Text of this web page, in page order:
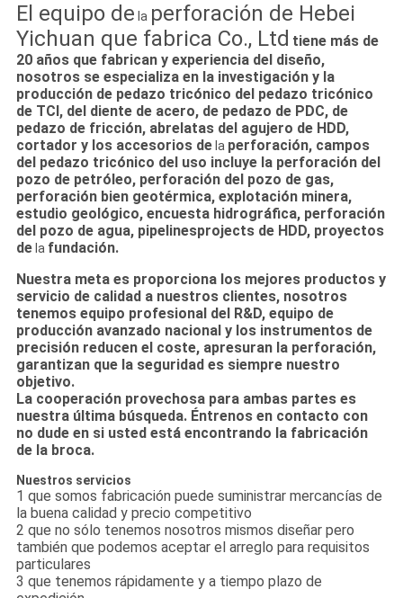
El equipo de la perforación de Hebei
Yichuan que fabrica Co., Ltd tiene más de
20 años que fabrican y experiencia del diseño,
nosotros se especializa en la investigación y la
producción de pedazo tricónico del pedazo tricónico
de TCI, del diente de acero, de pedazo de PDC, de
pedazo de fricción, abrelatas del agujero de HDD,
cortador y los accesorios dela perforación, campos
del pedazo tricónico del uso incluye la perforación del
pozo de petróleo, perforación del pozo de gas,
perforación bien geotérmica, explotación minera,
estudio geológico, encuesta hidrográfica, perforación
del pozo de agua, pipelinesprojects de HDD, proyectos
dela fundación.
Nuestra meta es proporciona los mejores productos y
servicio de calidad a nuestros clientes, nosotros
tenemos equipo profesional del R&D, equipo de
producción avanzado nacional y los instrumentos de
precisión reducen el coste, apresuran la perforación,
garantizan que la seguridad es siempre nuestro
objetivo.
La cooperación provechosa para ambas partes es
nuestra última búsqueda. Éntrenos en contacto con
no dude en si usted está encontrando la fabricación
de la broca.
Nuestros servicios
1 que somos fabricación puede suministrar mercancías de
la buena calidad y precio competitivo
2 que no sólo tenemos nosotros mismos diseñar pero
también que podemos aceptar el arreglo para requisitos
particulares
3 que tenemos rápidamente y a tiempo plazo de